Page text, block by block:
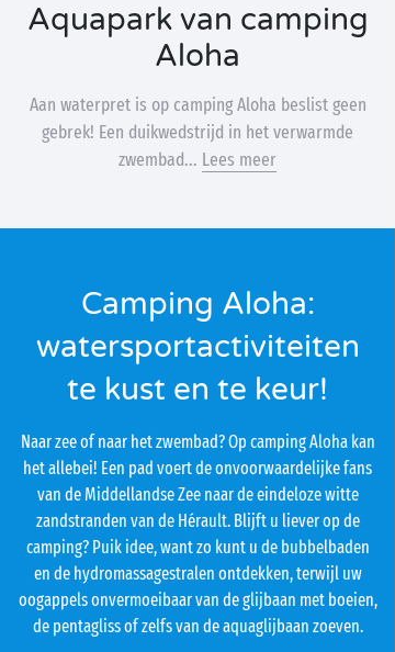
Aquapark van camping
Aloha
Aan waterpret is op camping Aloha beslist geen
gebrek! Een duikwedstrijd in het verwarmde
zwembad... Lees meer
Camping Aloha:
watersportactiviteiten
te kust en te keur!
Naar zee of naar het zwembad? Op camping Aloha kan
het allebei! Een pad voert de onvoorwaardelijke fans
van de Middellandse Zee naar de eindeloze witte
zandstranden van de Hérault. Blijft u liever op de
camping? Puik idee, want zo kunt u de bubbelbaden
en de hydromassagestralen ontdekken, terwijl uw
oogappels onvermoeibaar van de glijbaan met boeien,
de pentagliss of zelfs van de aquaglijbaan zoeven.